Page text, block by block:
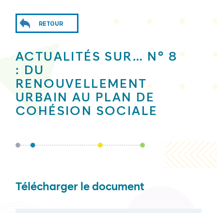
RETOUR
ACTUALITÉS SUR… N° 8
: DU
RENOUVELLEMENT
URBAIN AU PLAN DE
COHÉSION SOCIALE
Télécharger le document